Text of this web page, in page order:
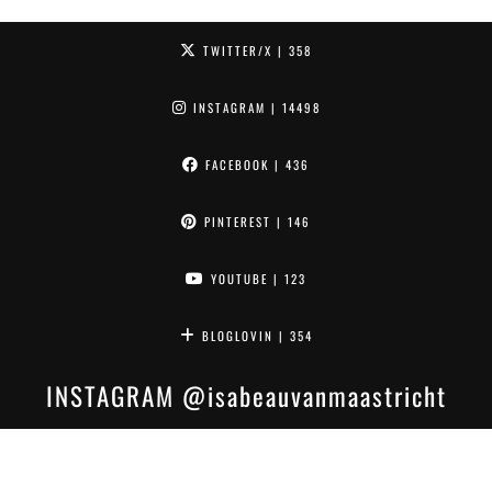
TWITTER/X | 358
INSTAGRAM | 14498
FACEBOOK | 436
PINTEREST | 146
YOUTUBE | 123
BLOGLOVIN | 354
INSTAGRAM @isabeauvanmaastricht